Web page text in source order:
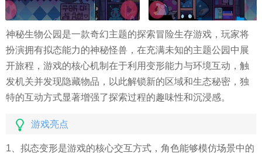
神秘生物公园是一款奇幻主题的探索冒险生存游戏，玩家将
扮演拥有拟态能力的神秘怪兽，在充满未知的主题公园中展
开旅程，游戏的核心机制在于利用变形能力与环境互动，触
发机关并发现隐藏物品，以此解锁新的区域和生态秘密，独
特的互动方式显著增强了探索过程的趣味性和沉浸感。
游戏亮点
1、拟态变形是游戏的核心交互方式，角色能够模仿场景中的